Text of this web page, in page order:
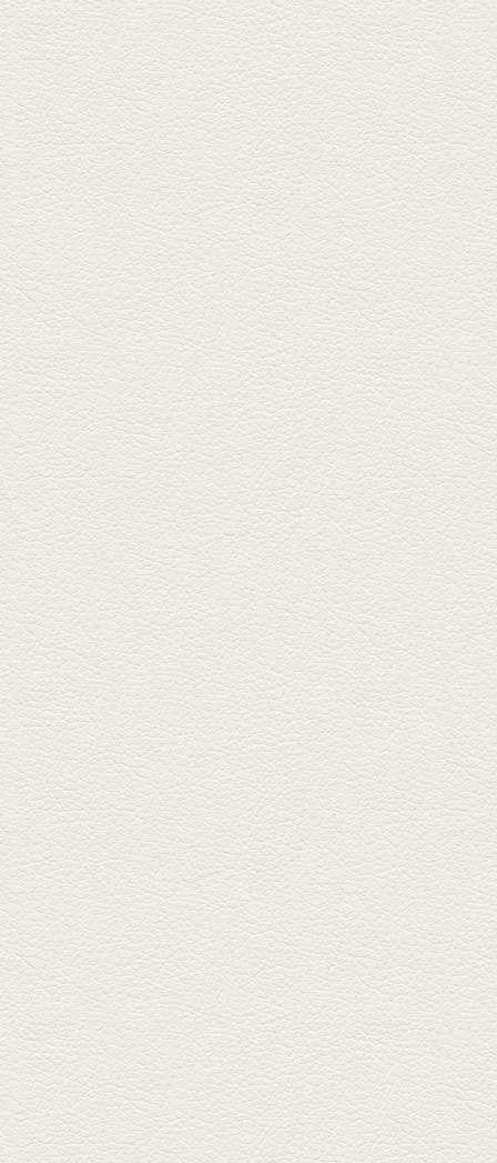
ク...
2025年4月11日放送
きびなごの塩焼き＆黒豚
しゃぶしゃぶ
春の[熊本屋台村]で昼飲みの刻。
[かごっま屋台 黒で乾杯]で「銀...
2025年3月21日放送
薩摩赤鶏のころころ焼き
＆カツオの藁焼き
三年坂通りのビル２階「焼鳥こ
ろころ」はオシャレな店構えで
炭火...
2025年2月28日放送
踊る車海老＆あか牛串 ウ
ニとキャビア乗せ
ホテル日航熊本の裏、創作串揚
げの新たな店「串ハル」へ「銀
しろ...
2025年2月7日放送
マグロのレアカツ＆合鴨
とカブのゆず煮
酒場通りの「料理屋じぃ」で昼
飲みの刻。「しろ」お湯割で店
主ご...
2025年1月17日放送
燻製ポーク＆特製和風石
焼おこげ
北区の飛田バイパスで人気の創
作家庭料理の店「ソラクル」
へ。「...
2024年12月27日放送
バーニャカウダ＆焼き鳥
＆もつ鍋
COCOSA裏の「焼鳥えーす」は
福岡で人気の焼鳥店。乾杯は
KAORUハ...
2024年12月6日放送
串揚げ六種盛＆ゼロ秒馬
しゃぶ鍋
銀座通り「串揚げ秀」で旬の野
菜と魚介の串揚げで味わいの
刻。「...
2024年11月15日放送
[黒毛和牛串]カルビ・シ
ャトーブリアン など
北栄通りに今年オープンした
「串焼き家澤」は黒毛和牛をリ